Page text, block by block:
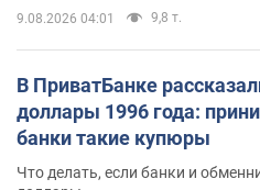
9.08.2026 04:01 9,8 т.
В ПриватБанке
доллары 1996 года:
банки такие купюры
Что делать, если банки и